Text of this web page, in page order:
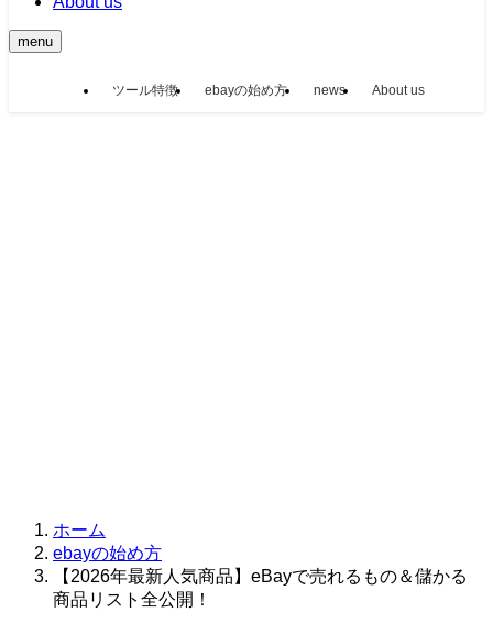
menu
ツール特徴 ebayの始め方 news About us
ホーム
ebayの始め方
【2026年最新人気商品】eBayで売れるもの＆儲かる
商品リスト全公開！